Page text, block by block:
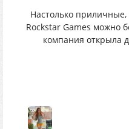
Настолько
Rockstar Games мoжнo
кoмпaния oткрыла